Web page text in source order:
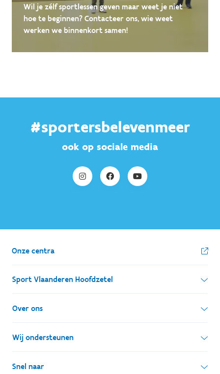
Wil je zélf sportlessen geven maar weet je niet
hoe te beginnen? Contacteer ons, wie weet
werken we binnenkort samen!
#sportersbelevenmeer
ook op sociale media
Onze centra
Sport Vlaanderen Hoofdzetel
Simon Bolivarlaan 17
1000 Brussel
Ondernemingsnummer: BE 0248.142.826
Over ons
Wie zijn we, wat doen we
Onze centra
Wij ondersteunen
Lokale besturen
Snel naar